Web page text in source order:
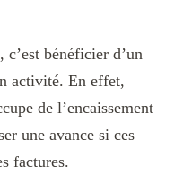
bénéficier d’un
activité. En effet,
de l’encaissement
une avance si ces
factures.